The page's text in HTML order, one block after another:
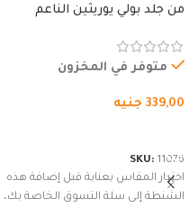
من جلد بولي يوريثين الناعم
وسوستة.
متوفر في المخزون
339,00 جنيه
SKU: 11076
اختيار المقاس بعناية قبل إضافة هذه
الشنطة إلى سلة التسوق الخاصة بك،